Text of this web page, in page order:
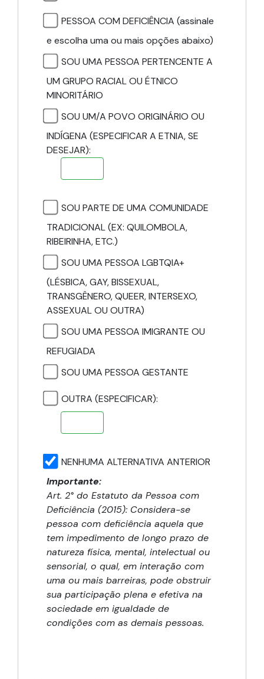
PESSOA COM DEFICIÊNCIA (assinale
e escolha uma ou mais opções abaixo)
SOU UMA PESSOA PERTENCENTE A
UM GRUPO RACIAL OU ÉTNICO
MINORITÁRIO
SOU UM/A POVO ORIGINÁRIO OU
INDÍGENA (ESPECIFICAR A ETNIA, SE
DESEJAR):
SOU PARTE DE UMA COMUNIDADE
TRADICIONAL (EX: QUILOMBOLA,
RIBEIRINHA, ETC.)
SOU UMA PESSOA LGBTQIA+
(LÉSBICA, GAY, BISSEXUAL,
TRANSGÊNERO, QUEER, INTERSEXO,
ASSEXUAL OU OUTRA)
SOU UMA PESSOA IMIGRANTE OU
REFUGIADA
SOU UMA PESSOA GESTANTE
OUTRA (ESPECIFICAR):
NENHUMA ALTERNATIVA ANTERIOR
Importante:
Art. 2° do Estatuto da Pessoa com
Deficiência (2015): Considera-se
pessoa com deficiência aquela que
tem impedimento de longo prazo de
natureza física, mental, intelectual ou
sensorial, o qual, em interação com
uma ou mais barreiras, pode obstruir
sua participação plena e efetiva na
sociedade em igualdade de
condições com as demais pessoas.